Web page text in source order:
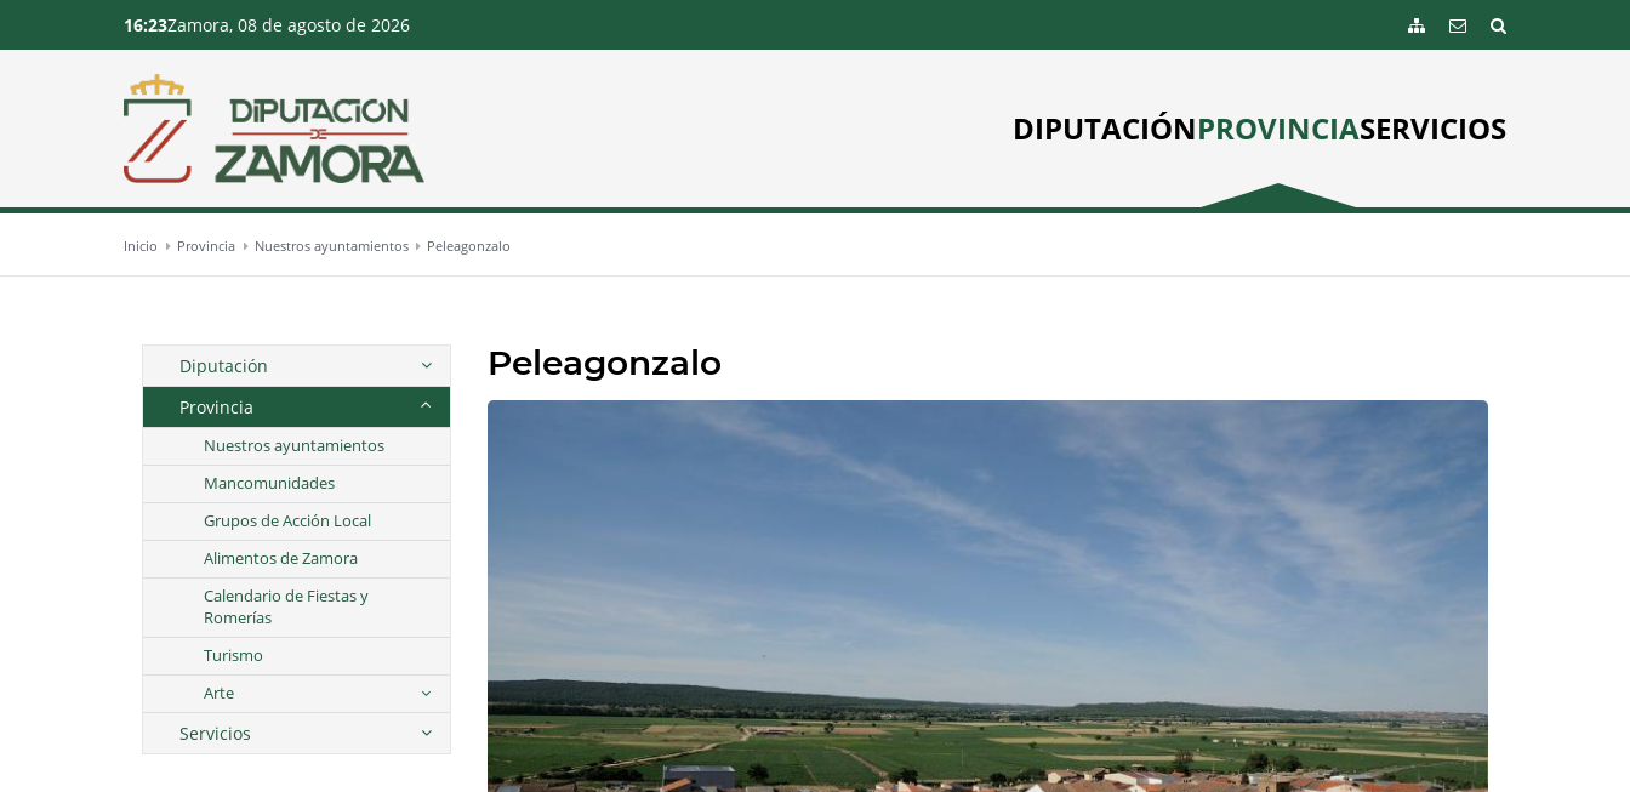
DIPUTACIÓNPROVINCIASERVICIOS
16:23Zamora, 08 de agosto de 2026
Inicio Provincia Nuestros ayuntamientos Peleagonzalo
Peleagonzalo
Diputación
Provincia
Nuestros ayuntamientos
Mancomunidades
Grupos de Acción Local
Alimentos de Zamora
Calendario de Fiestas y
Romerías
Turismo
Arte
Servicios